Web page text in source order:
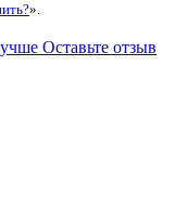
».
Оставьте отзыв